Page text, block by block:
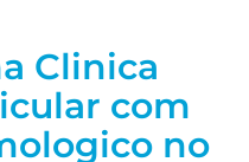
Clinica
com
no